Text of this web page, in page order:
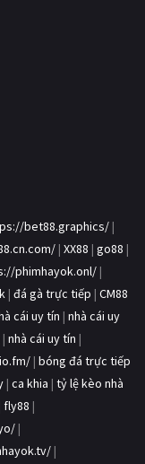
bet88.graphics/ |
| XX88 | go88 |
phimhayok.onl/ |
| đá gà trực tiếp | CM88
cái uy tín | nhà cái uy
| nhà cái uy tín |
| bóng đá trực tiếp
| ca khia | tỷ lệ kèo nhà
fly88 |
|
|